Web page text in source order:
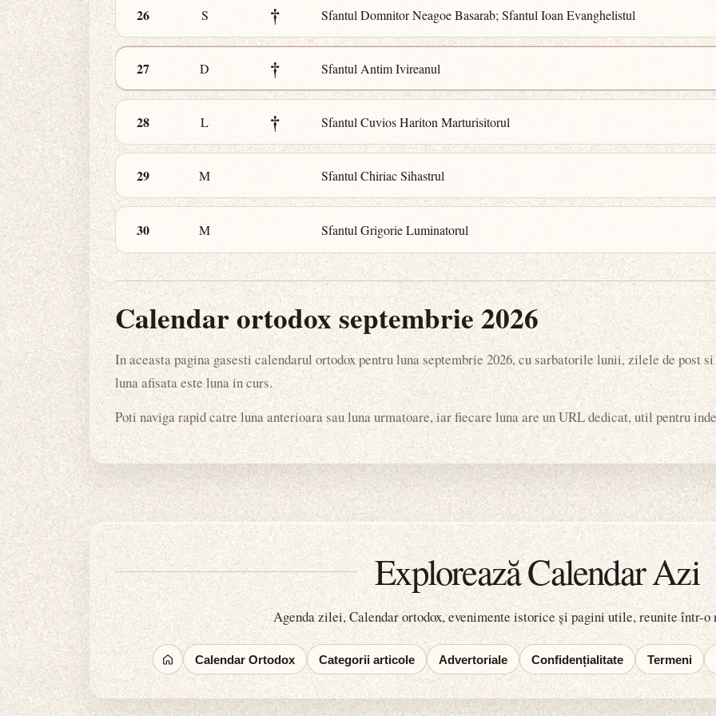
26 S † Sfantul Domnitor Neagoe Basarab; Sfantul Ioan Evanghelistul
27 D † Sfantul Antim Ivireanul
28 L † Sfantul Cuvios Hariton Marturisitorul
29 M Sfantul Chiriac Sihastrul
30 M Sfantul Grigorie Luminatorul
Calendar ortodox septembrie 2026
In aceasta pagina gasesti calendarul ortodox pentru luna septembrie 2026, cu sarbatorile lunii, zilele de post
luna afisata este luna in curs.
Poti naviga rapid catre luna anterioara sau luna urmatoare, iar fiecare luna are un URL dedicat, util pentru
Explorează Calendar Azi
Agenda zilei, Calendar ortodox, evenimente istorice și pagini utile, reunite într-o
Calendar Ortodox Categorii articole Advertoriale Confidențialitate Termeni